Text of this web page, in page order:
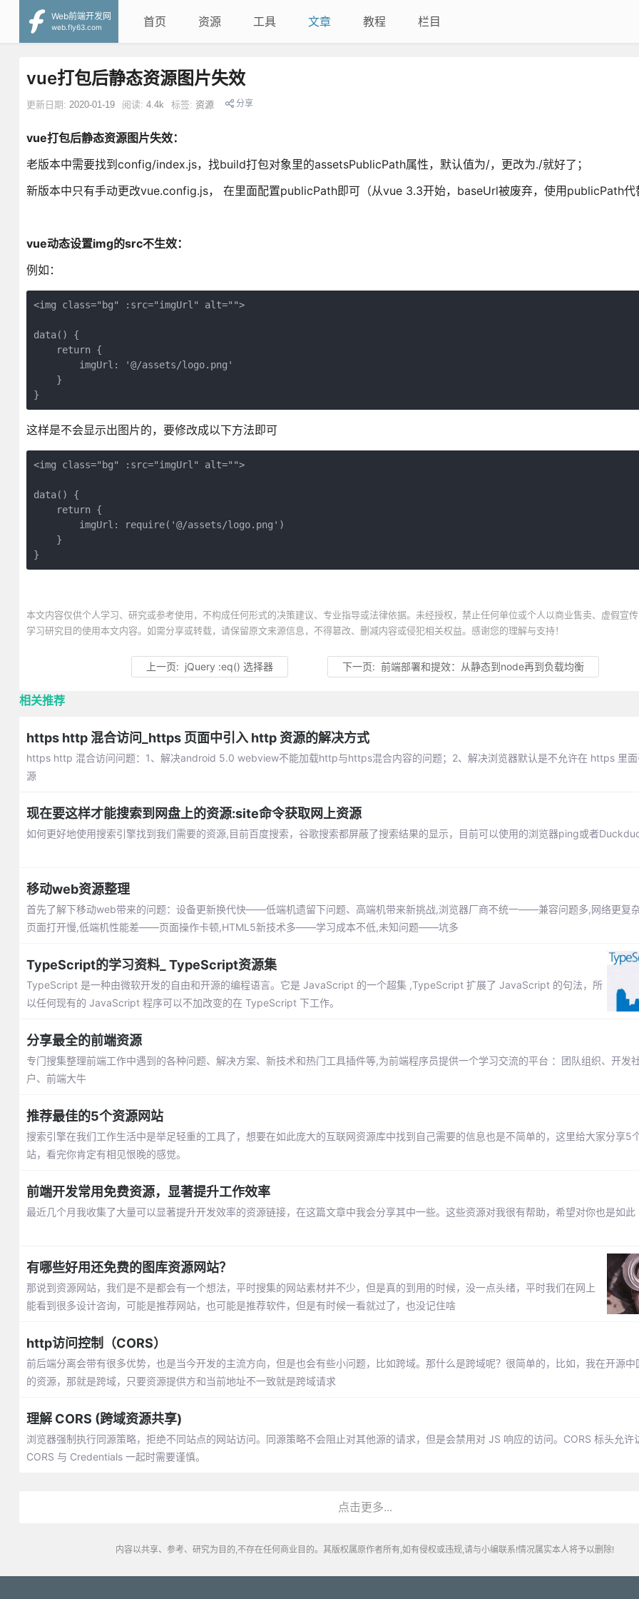
Web前端开发网
web.fly63.com
首页 资源 工具 文章 教程 栏目
vue打包后静态资源图片失效
更新日期: 2020-01-19 阅读: 4.4k 标签: 资源 分享
vue打包后静态资源图片失效：
老版本中需要找到config/index.js，找build打包对象里的assetsPublicPath属性，默认值为/，更改为./就好了；
新版本中只有手动更改vue.config.js， 在里面配置publicPath即可（从vue 3.3开始，baseUrl被废弃，使用publicPath代
vue动态设置img的src不生效：
例如：
<img class="bg" :src="imgUrl" alt="">
data() {
    return {
        imgUrl: '@/assets/logo.png'
    }
}
这样是不会显示出图片的，要修改成以下方法即可
<img class="bg" :src="imgUrl" alt="">
data() {
    return {
        imgUrl: require('@/assets/logo.png')
    }
}
本文内容仅供个人学习、研究或参考使用，不构成任何形式的决策建议、专业指导或法律依据。未经授权，禁止任何单位或个人以商业售卖、虚假宣
学习研究目的使用本文内容。如需分享或转载，请保留原文来源信息，不得篡改、删减内容或侵犯相关权益。感谢您的理解与支持！
上一页: jQuery :eq() 选择器 下一页: 前端部署和提效：从静态到node再到负载均衡
相关推荐
https http 混合访问_https 页面中引入 http 资源的解决方式
https http 混合访问问题：1、解决android 5.0 webview不能加载http与https混合内容的问题；2、解决浏览器默认是不允许在 https 里
源
现在要这样才能搜索到网盘上的资源:site命令获取网上资源
如何更好地使用搜索引擎找到我们需要的资源,目前百度搜索，谷歌搜索都屏蔽了搜索结果的显示，目前可以使用的浏览器ping或者
移动web资源整理
首先了解下移动web带来的问题：设备更新换代快——低端机遗留下问题、高端机带来新挑战,浏览器厂商不统一——兼容问题多,网络更复
页面打开慢,低端机性能差——页面操作卡顿,HTML5新技术多——学习成本不低,未知问题——坑多
TypeScript的学习资料_ TypeScript资源集
TypeScript 是一种由微软开发的自由和开源的编程语言。它是 JavaScript 的一个超集 ,TypeScript 扩展了 JavaScript 的句法，所
以任何现有的 JavaScript 程序可以不加改变的在 TypeScript 下工作。
分享最全的前端资源
专门搜集整理前端工作中遇到的各种问题、解决方案、新技术和热门工具插件等,为前端程序员提供一个学习交流的平台 ：团队组织、开发
户、前端大牛
推荐最佳的5个资源网站
搜索引擎在我们工作生活中是举足轻重的工具了，想要在如此庞大的互联网资源库中找到自己需要的信息也是不简单的，这里给大家分享5
站，看完你肯定有相见恨晚的感觉。
前端开发常用免费资源，显著提升工作效率
最近几个月我收集了大量可以显著提升开发效率的资源链接，在这篇文章中我会分享其中一些。这些资源对我很有帮助，希望对你也是如此
有哪些好用还免费的图库资源网站？
那说到资源网站，我们是不是都会有一个想法，平时搜集的网站素材并不少，但是真的到用的时候，没一点头绪，平时我们在网上
能看到很多设计咨询，可能是推荐网站，也可能是推荐软件，但是有时候一看就过了，也没记住啥
http访问控制（CORS）
前后端分离会带有很多优势，也是当今开发的主流方向，但是也会有些小问题，比如跨域。那什么是跨域呢？很简单的，比如，我在开源中
的资源，那就是跨域，只要资源提供方和当前地址不一致就是跨域请求
理解 CORS (跨域资源共享)
浏览器强制执行同源策略，拒绝不同站点的网站访问。同源策略不会阻止对其他源的请求，但是会禁用对 JS 响应的访问。CORS 标头允许
CORS 与 Credentials 一起时需要谨慎。
点击更多...
内容以共享、参考、研究为目的,不存在任何商业目的。其版权属原作者所有,如有侵权或违规,请与小编联系!情况属实本人将予以删除!